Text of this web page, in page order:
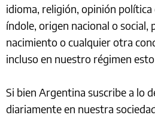
idioma, religión, opinión
índole, origen nacional o social,
nacimiento o cualquier otra
incluso en nuestro régimen
Si bien Argentina suscribe a lo
diariamente en nuestra